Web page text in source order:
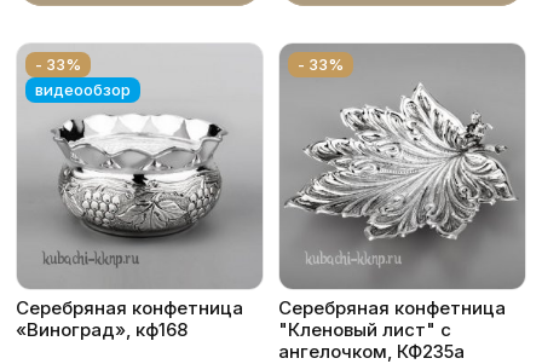
- 33%
видеообзор
Серебряная конфетница
«Виноград», кф168
- 33%
Серебряная конфетница
"Кленовый лист" с
ангелочком, КФ235а